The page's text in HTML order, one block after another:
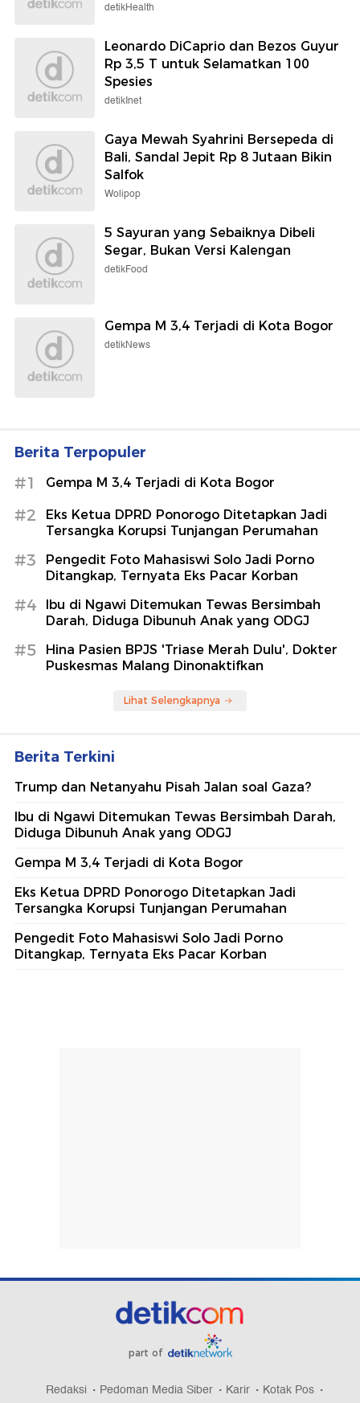
detikHealth
Leonardo DiCaprio dan Bezos Guyur
Rp 3,5 T untuk Selamatkan 100
Spesies
detikInet
Gaya Mewah Syahrini Bersepeda di
Bali, Sandal Jepit Rp 8 Jutaan Bikin
Salfok
Wolipop
5 Sayuran yang Sebaiknya Dibeli
Segar, Bukan Versi Kalengan
detikFood
Gempa M 3,4 Terjadi di Kota Bogor
detikNews
Berita Terpopuler
#1 Gempa M 3,4 Terjadi di Kota Bogor
#2
Eks Ketua DPRD Ponorogo Ditetapkan Jadi
Tersangka Korupsi Tunjangan Perumahan
#3
Pengedit Foto Mahasiswi Solo Jadi Porno
Ditangkap, Ternyata Eks Pacar Korban
#4
Ibu di Ngawi Ditemukan Tewas Bersimbah
Darah, Diduga Dibunuh Anak yang ODGJ
#5
Hina Pasien BPJS 'Triase Merah Dulu', Dokter
Puskesmas Malang Dinonaktifkan
Lihat Selengkapnya
Berita Terkini
Trump dan Netanyahu Pisah Jalan soal Gaza?
Ibu di Ngawi Ditemukan Tewas Bersimbah Darah,
Diduga Dibunuh Anak yang ODGJ
Gempa M 3,4 Terjadi di Kota Bogor
Eks Ketua DPRD Ponorogo Ditetapkan Jadi
Tersangka Korupsi Tunjangan Perumahan
Pengedit Foto Mahasiswi Solo Jadi Porno
Ditangkap, Ternyata Eks Pacar Korban
part of
Redaksi Pedoman Media Siber Karir
Kotak Pos